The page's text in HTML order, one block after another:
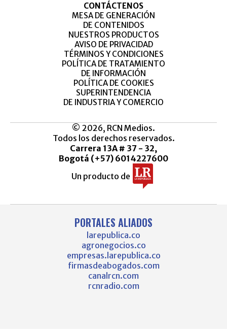
CONTÁCTENOS
MESA DE GENERACIÓN
DE CONTENIDOS
NUESTROS PRODUCTOS
AVISO DE PRIVACIDAD
TÉRMINOS Y CONDICIONES
POLÍTICA DE TRATAMIENTO
DE INFORMACIÓN
POLÍTICA DE COOKIES
SUPERINTENDENCIA
DE INDUSTRIA Y COMERCIO
© 2026, RCN Medios.
Todos los derechos reservados.
Carrera 13A # 37 - 32,
Bogotá (+57) 6014227600
Un producto de
PORTALES ALIADOS
larepublica.co
agronegocios.co
empresas.larepublica.co
firmasdeabogados.com
canalrcn.com
rcnradio.com